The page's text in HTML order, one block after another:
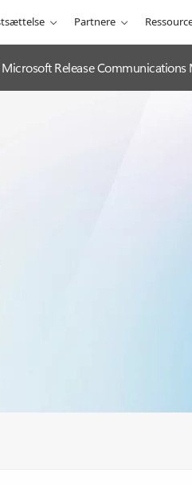
Partnere
Release Communications